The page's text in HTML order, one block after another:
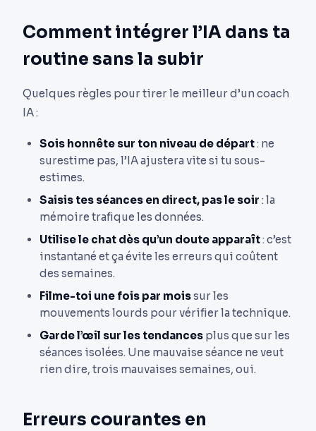
Comment intégrer l’IA dans ta
routine sans la subir
Quelques règles pour tirer le meilleur d’un coach
IA :
Sois honnête sur ton niveau de départ: ne
surestime pas, l’IA ajustera vite si tu sous-
estimes.
Saisis tes séances en direct, pas le soir : la
mémoire trafique les données.
Utilise le chat dès qu’un doute apparaît: c’est
instantané et ça évite les erreurs qui coûtent
des semaines.
Filme-toi une fois par moissur les
mouvements lourds pour vérifier la technique.
Garde l’œil sur les tendances plus que sur les
séances isolées. Une mauvaise séance ne veut
rien dire, trois mauvaises semaines, oui.
Erreurs courantes en